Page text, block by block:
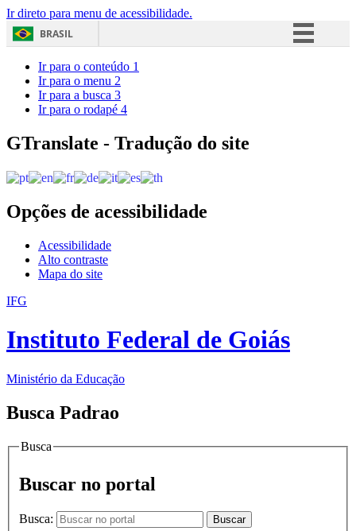
Ir direto para menu de acessibilidade.
BRASIL
Acesso à informação
Ir para o conteúdo 1
Ir para o menu 2
Ir para a busca 3
Ir para o rodapé 4
GTranslate - Tradução do site
Opções de acessibilidade
Acessibilidade
Alto contraste
Mapa do site
IFG
Instituto Federal de Goiás
Ministério da Educação
Busca Padrao
Busca
Buscar no portal
Busca: Buscar